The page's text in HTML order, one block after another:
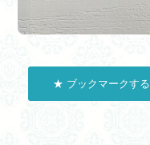
★ ブックマークする